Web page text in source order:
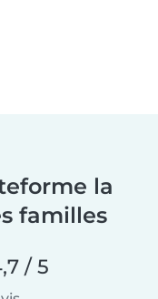
la
familles
/ 5